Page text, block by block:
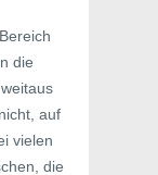
die
auf
vielen
die